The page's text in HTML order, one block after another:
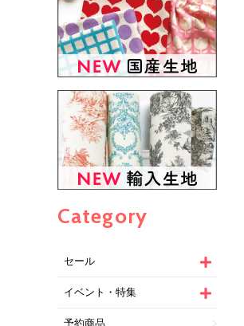
Category
セール
イベント・特集
予約商品